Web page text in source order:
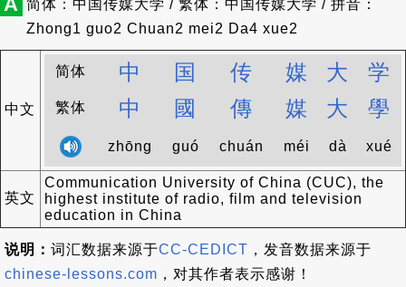
简体：中国传媒大学 / 繁体：中国传媒大学 / 拼音：
Zhong1 guo2 Chuan2 mei2 Da4 xue2
中文
简体 中 国 传 媒 大 学
繁体 中 國 傳 媒 大 學
zhōng guó chuán méi dà xué
英文
Communication University of China (CUC), the
highest institute of radio, film and television
education in China
说明： 词汇数据来源于CC-CEDICT ，发音数据来源于
chinese-lessons.com ，对其作者表示感谢！